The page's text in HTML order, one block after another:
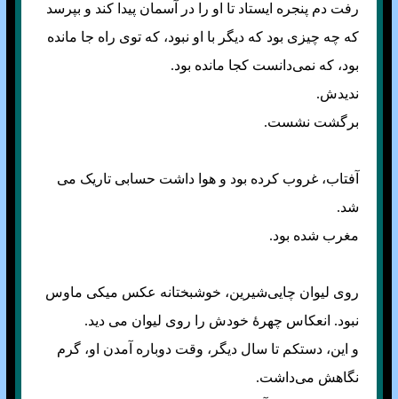
رفت دم پنجره ایستاد تا او را در آسمان پیدا کند و بپرسد
که چه چیزی بود که دیگر با او نبود، که توی راه جا مانده
بود، که نمی‌دانست کجا مانده بود.
ندیدش.
برگشت نشست.
آفتاب، غروب کرده بود و هوا داشت حسابی تاریک می
شد.
مغرب شده بود.
روی لیوان چایی‌شیرین، خوشبختانه عکس میکی ماوس
نبود. انعکاس چهرهٔ خودش را روی لیوان می دید.
و این، دستکم تا سال دیگر، وقت دوباره آمدن او، گرم
نگاهش می‌داشت.